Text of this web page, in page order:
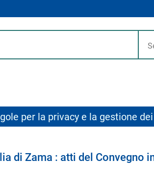
per la privacy e la gestione
di Zama : atti del Convegno